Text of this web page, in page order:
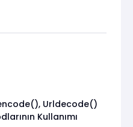
Urldecode()
Kullanımı